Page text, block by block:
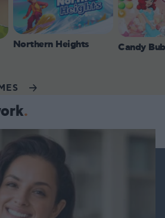
Northern Heights Candy